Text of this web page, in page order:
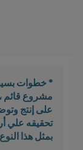
* خطوات
مشروع قائم
على إنتج
تحقيقه علي
بمثل هذا